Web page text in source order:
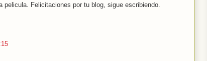
pelicula. Felicitaciones por tu blog, sigue escribiendo.